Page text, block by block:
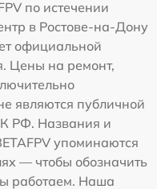
по истечении
в Ростове-на-Дону
официальной
Цены на ремонт,
являются публичной
РФ. Названия и
упоминаются
— чтобы обозначить
работаем. Наша